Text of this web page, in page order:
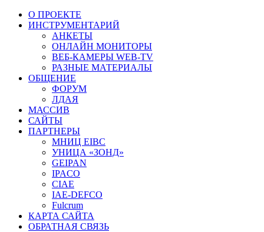
О ПРОЕКТЕ
ИНСТРУМЕНТАРИЙ
АНКЕТЫ
ОНЛАЙН МОНИТОРЫ
ВЕБ-КАМЕРЫ WEB-TV
РАЗНЫЕ МАТЕРИАЛЫ
ОБЩЕНИЕ
ФОРУМ
ЛДАЯ
МАССИВ
САЙТЫ
ПАРТНЕРЫ
МНИЦ EIBC
УНИЦА «ЗОНД»
GEIPAN
IPACO
CIAE
IAE-DEFCO
Fulcrum
КАРТА САЙТА
ОБРАТНАЯ СВЯЗЬ